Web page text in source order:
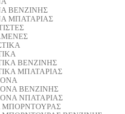
ΒΕΝΖΙΝΗΣ
ΜΠΑΤΑΡΙΑΣ
ΒΕΝΖΙΝΗΣ
ΜΠΑΤΑΡΙΑΣ
ΒΕΝΖΙΝΗΣ
ΝΠΑΤΑΡΙΑΣ
ΜΠΟΡΝΤΟΥΡΑΣ